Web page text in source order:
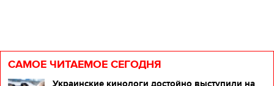
САМОЕ ЧИТАЕМОЕ СЕГОДНЯ
Украинские кинологи достойно выступили на